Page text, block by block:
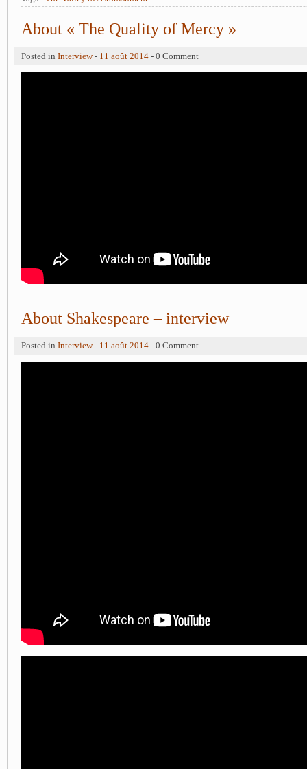
About « The Quality of Mercy »
Posted in Interview- 11 août 2014 - 0 Comment
About Shakespeare – interview
Posted in Interview- 11 août 2014 - 0 Comment